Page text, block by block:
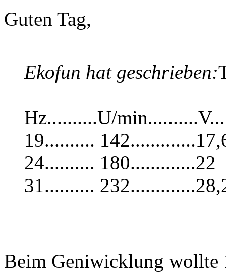
Guten Tag,
Ekofun hat geschrieben:
Hz..........U/
19..........
24.......... 180.............22
31..........
Beim Geniwicklung wollte